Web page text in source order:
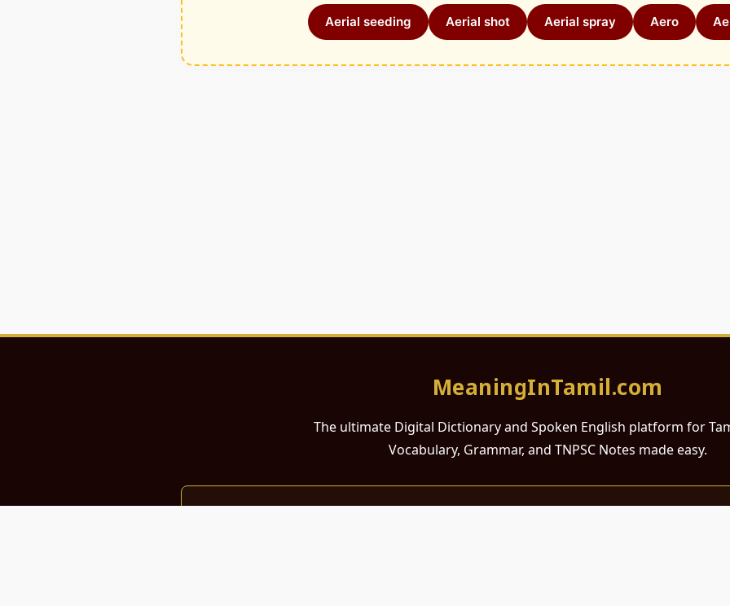
Aerial seeding Aerial shot Aerial spray Aero
MeaningInTamil.com
The ultimate Digital Dictionary and Spoken English platform for
Vocabulary, Grammar, and TNPSC Notes made easy.